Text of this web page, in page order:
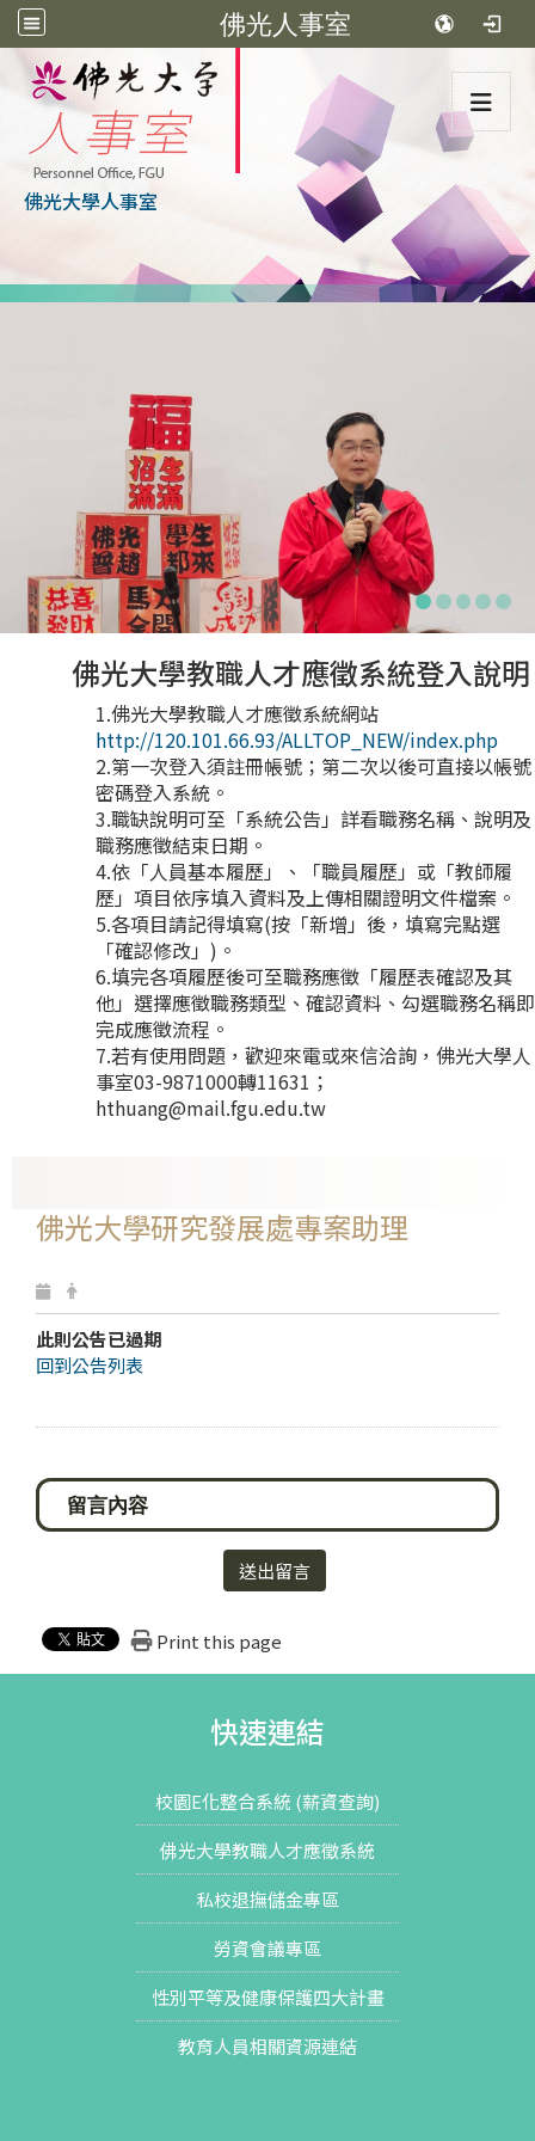
佛光人事室
:::
佛光大學人事室
佛光大學教職人才應徵系統登入說明
1.佛光大學教職人才應徵系統網站
http://120.101.66.93/ALLTOP_NEW/index.php
2.第一次登入須註冊帳號；第二次以後可直接以帳號
密碼登入系統。
3.職缺說明可至「系統公告」詳看職務名稱、說明及
職務應徵結束日期。
4.依「人員基本履歷」、「職員履歷」或「教師履
歷」項目依序填入資料及上傳相關證明文件檔案。
5.各項目請記得填寫(按「新增」後，填寫完點選
「確認修改」)。
6.填完各項履歷後可至職務應徵「履歷表確認及其
他」選擇應徵職務類型、確認資料、勾選職務名稱即
完成應徵流程。
7.若有使用問題，歡迎來電或來信洽詢，佛光大學人
事室03-9871000轉11631；
hthuang@mail.fgu.edu.tw
佛光大學研究發展處專案助理
此則公告已過期
回到公告列表
送出留言
Print this page
快速連結
校園E化整合系統 (薪資查詢)
佛光大學教職人才應徵系統
私校退撫儲金專區
勞資會議專區
性別平等及健康保護四大計畫
教育人員相關資源連結